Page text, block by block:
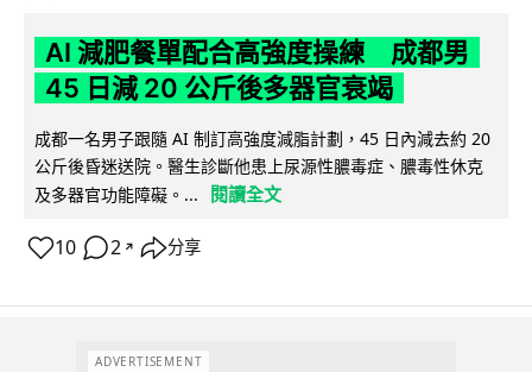
AI 減肥餐單配合高強度操練 成都男
45 日減 20 公斤後多器官衰竭
成都一名男子跟隨 AI 制訂高強度減脂計劃，45 日內減去約 20
公斤後昏迷送院。醫生診斷他患上尿源性膿毒症、膿毒性休克
及多器官功能障礙。...
閱讀全文
10 2 ↗ 分享
ADVERTISEMENT